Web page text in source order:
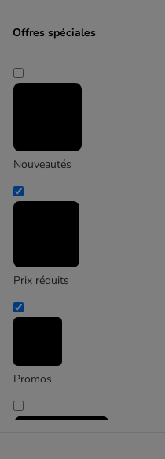
Purizon
Catit
Offres spéciales
Nouveautés
Prix réduits
Promos